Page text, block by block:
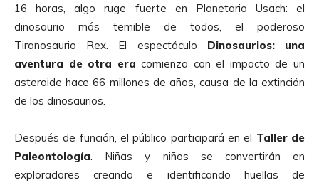
16 horas, algo ruge fuerte en Planetario Usach: el
dinosaurio más temible de todos, el poderoso
Tiranosaurio Rex. El espectáculo Dinosaurios: una
aventura de otra era comienza con el impacto de un
asteroide hace 66 millones de años, causa de la extinción
de los dinosaurios.
Después de función, el público participará en el Taller de
Paleontología . Niñas y niños se convertirán en
exploradores creando e identificando huellas de